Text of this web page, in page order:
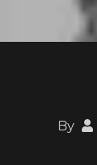
By